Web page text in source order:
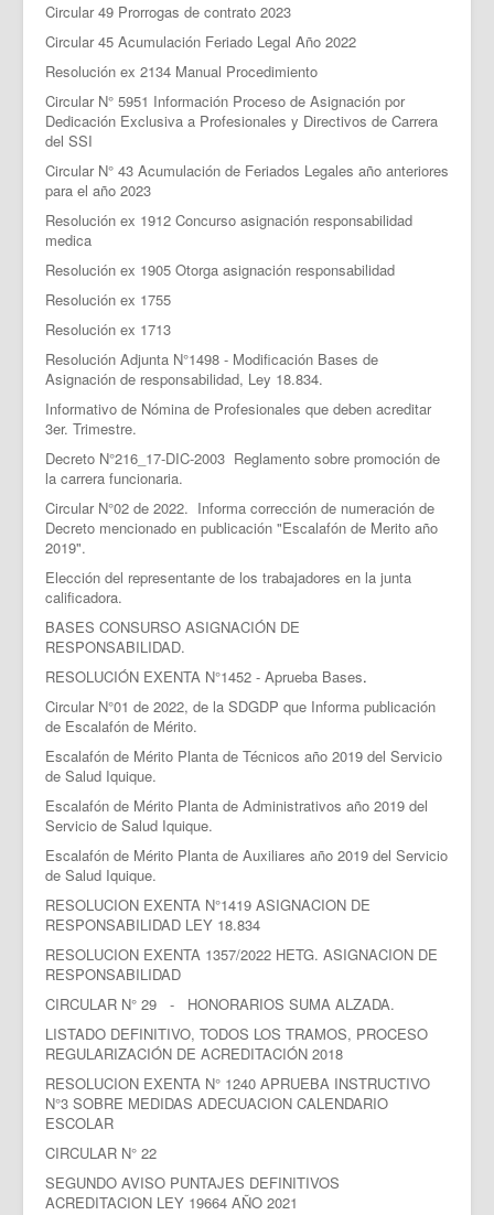
Circular 49 Prorrogas de contrato 2023
Circular 45 Acumulación Feriado Legal Año 2022
Resolución ex 2134 Manual Procedimiento
Circular N° 5951 Información Proceso de Asignación por
Dedicación Exclusiva a Profesionales y Directivos de Carrera
del SSI
Circular N° 43 Acumulación de Feriados Legales año anteriores
para el año 2023
Resolución ex 1912 Concurso asignación responsabilidad
medica
Resolución ex 1905 Otorga asignación responsabilidad
Resolución ex 1755
Resolución ex 1713
Resolución Adjunta N°1498 - Modificación Bases de
Asignación de responsabilidad, Ley 18.834.
Informativo de Nómina de Profesionales que deben acreditar
3er. Trimestre.
Decreto N°216_17-DIC-2003 Reglamento sobre promoción de
la carrera funcionaria.
Circular N°02 de 2022. Informa corrección de numeración de
Decreto mencionado en publicación "Escalafón de Merito año
2019".
Elección del representante de los trabajadores en la junta
calificadora.
BASES CONSURSO ASIGNACIÓN DE
RESPONSABILIDAD.
RESOLUCIÓN EXENTA N°1452 - Aprueba Bases.
Circular N°01 de 2022, de la SDGDP que Informa publicación
de Escalafón de Mérito.
Escalafón de Mérito Planta de Técnicos año 2019 del Servicio
de Salud Iquique.
Escalafón de Mérito Planta de Administrativos año 2019 del
Servicio de Salud Iquique.
Escalafón de Mérito Planta de Auxiliares año 2019 del Servicio
de Salud Iquique.
RESOLUCION EXENTA N°1419 ASIGNACION DE
RESPONSABILIDAD LEY 18.834
RESOLUCION EXENTA 1357/2022 HETG. ASIGNACION DE
RESPONSABILIDAD
CIRCULAR N° 29 - HONORARIOS SUMA ALZADA.
LISTADO DEFINITIVO, TODOS LOS TRAMOS, PROCESO
REGULARIZACIÓN DE ACREDITACIÓN 2018
RESOLUCION EXENTA N° 1240 APRUEBA INSTRUCTIVO
N°3 SOBRE MEDIDAS ADECUACION CALENDARIO
ESCOLAR
CIRCULAR N° 22
SEGUNDO AVISO PUNTAJES DEFINITIVOS
ACREDITACION LEY 19664 AÑO 2021